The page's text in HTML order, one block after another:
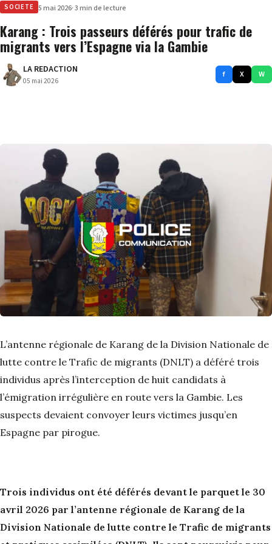
SOCIETE 5 mai 2026· 3 min de lecture
Karang : Trois passeurs déférés pour trafic de
migrants vers l’Espagne via la Gambie
LA REDACTION
05 mai 2026
f X W
L’antenne régionale de Karang de la Division Nationale de
lutte contre le Trafic de migrants (DNLT) a déféré trois
individus après l’interception de huit candidats à
l’émigration irrégulière en route vers la Gambie. Les
suspects devaient convoyer leurs victimes jusqu’en
Espagne par pirogue.
Trois individus ont été déférés devant le parquet le 30
avril 2026 par l’antenne régionale de Karang de la
Division Nationale de lutte contre le Trafic de migrants